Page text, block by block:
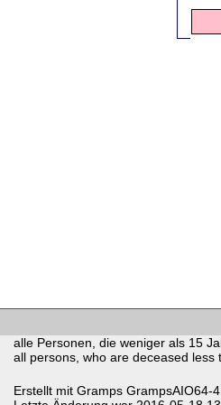
alle Personen, die weniger als 15
all persons, who are deceased less
Erstellt mit Gramps GrampsAIO64-